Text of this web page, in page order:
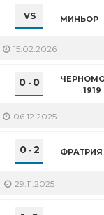
VS МИНЬОР
15.02.2026
0 - 0
1919
06.12.2025
0- 2 ФРАТРИЯ
29.11.2025